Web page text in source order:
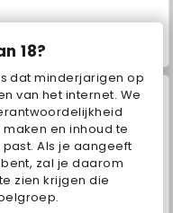
18?
dat minderjarigen op
van het internet. We
en inhoud te
Als je aangeeft
zal je daarom
zien krijgen die
VegaMix Da Vinci Puzzles
Car Parking City Duel